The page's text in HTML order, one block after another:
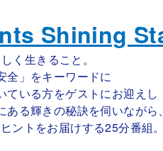
く生きること。
全」をキーワードに
ている方をゲストにお迎えし
る輝きの秘訣を伺いながら、
ントをお届けする25分番組。